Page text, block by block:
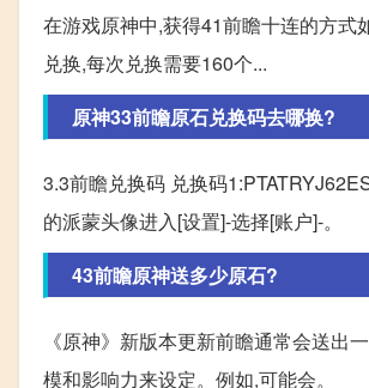
在游戏原神中,获得41前瞻十连的方式
兑换,每次兑换需要160个...
原神33前瞻原石兑换码去哪换?
3.3前瞻兑换码 兑换码
的派蒙头像进入[设置]-选择[账户]-。
43前瞻原神送多少原石?
《原神》新版本更新前瞻通常会送
模和影响力来设定。例如,可能会。